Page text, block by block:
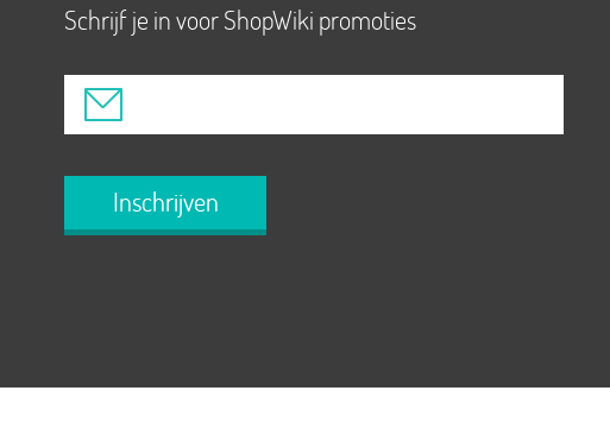
Schrijf je in voor ShopWiki promoties
Inschrijven